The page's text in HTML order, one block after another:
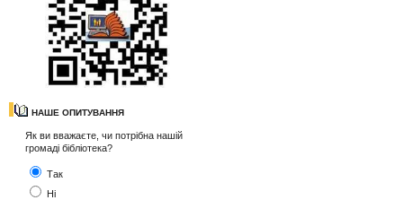
НАШЕ ОПИТУВАННЯ
Як ви вважаєте, чи потрібна нашій
громаді бібліотека?
Так
Ні